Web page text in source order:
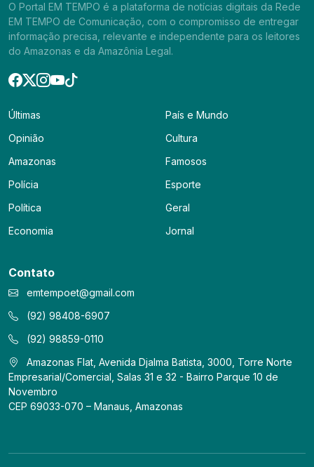
O Portal EM TEMPO é a plataforma de notícias digitais da Rede
EM TEMPO de Comunicação, com o compromisso de entregar
informação precisa, relevante e independente para os leitores
do Amazonas e da Amazônia Legal.
Últimas
Opinião
Amazonas
Polícia
Política
Economia
País e Mundo
Cultura
Famosos
Esporte
Geral
Jornal
Contato
emtempoet@gmail.com
(92) 98408-6907
(92) 98859-0110
Amazonas Flat, Avenida Djalma Batista, 3000, Torre Norte
Empresarial/Comercial, Salas 31 e 32 - Bairro Parque 10 de
Novembro
CEP 69033-070 – Manaus, Amazonas